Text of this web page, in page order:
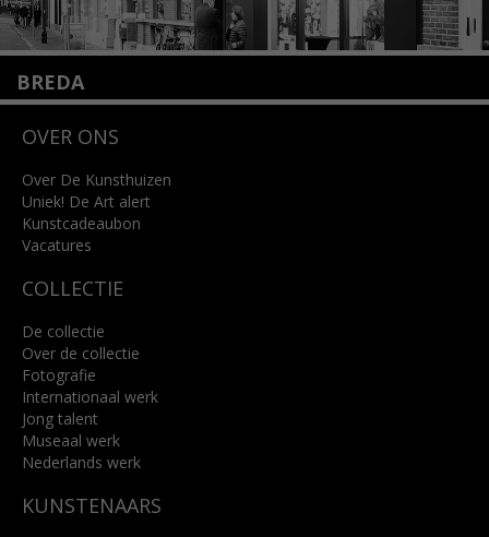
BREDA
4818 SB Breda
info@kunsthuisbreda.nl
Lees meer
OVER ONS
Over De Kunsthuizen
Uniek! De Art alert
Kunstcadeaubon
Vacatures
COLLECTIE
De collectie
Over de collectie
Fotografie
Internationaal werk
Jong talent
Museaal werk
Nederlands werk
KUNSTENAARS